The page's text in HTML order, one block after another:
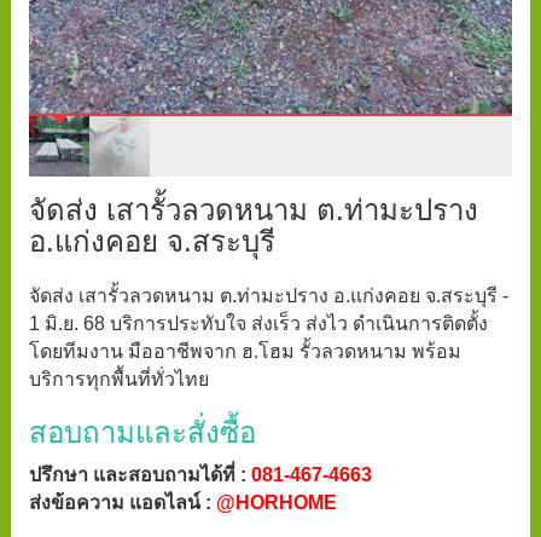
จัดส่ง เสารั้วลวดหนาม ต.ท่ามะปราง
อ.แก่งคอย จ.สระบุรี
จัดส่ง เสารั้วลวดหนาม ต.ท่ามะปราง อ.แก่งคอย จ.สระบุรี -
1 มิ.ย. 68 บริการประทับใจ ส่งเร็ว ส่งไว ดำเนินการติดตั้ง
โดยทีมงาน มืออาชีพจาก ฮ.โฮม รั้วลวดหนาม พร้อม
บริการทุกพื้นที่ทั่วไทย
สอบถามและสั่งซื้อ
ปรึกษา และสอบถามได้ที่ : 081-467-4663
ส่งข้อความ แอดไลน์ : @HORHOME